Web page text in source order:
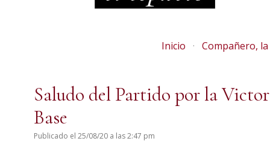
Inicio Compañero,
Saludo del Partido por la
Base
Publicado el 25/08/20 a las 2:47 pm